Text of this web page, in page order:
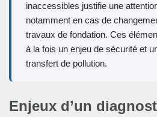
inaccessibles justifie une
notamment en cas de
travaux de fondation. Ces
à la fois un enjeu de sécurité et
transfert de pollution.
Enjeux d’un